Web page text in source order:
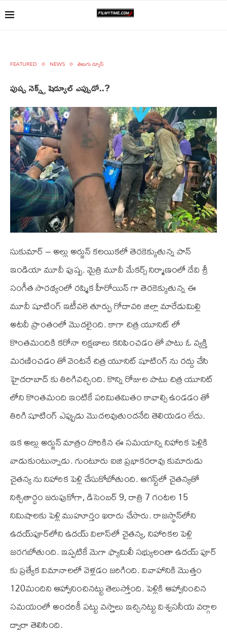
FEATURED NEWS తెలుగు న్యూస్
పుష్ప నెక్స్ట్ షెడ్యూల్ ఎప్పుడో..?
సుకుమార్ – అల్లు అర్జున్ కలయికలో తెరకెక్కుతున్న పాన్
ఇండియా మూవీ పుష్ప. మైత్రి మూవీ మేకర్స్ నిర్మాణంలో దేవి శ్రీ
సంగీత సారథ్యంలో రష్మిక హీరోయిన్ గా తెరకెక్కుతున్న ఈ
మూవీ షూటింగ్ ఇటీవలె తూర్పు గోదావరి జిల్లా మారేడుమిల్లి
అటవీ ప్రాంతంలో మొదలైంది. కాగా చిత్ర యూనిట్ లో
కొంతమందికి కరోనా లక్షణాలు కనిపించడం తో పాటు ఓ వ్యక్తి
మరణించడం తో వెంటనే చిత్ర యూనిట్ షూటింగ్ ను రద్దు చేసి
హైదరాబాద్ కు తిరిగివచ్చింది. కొన్ని రోజుల పాటు చిత్ర యూనిట్
లోని కొంతమంది ఇంటికే పరిమితమితం కావాల్సి ఉండడం తో
తిరిగి షూటింగ్ ఎప్పుడు మొదలవుతుందనేది తెలియడం లేదు.
ఇక అల్లు అర్జున్ మాత్రం దొరికిన ఈ సమయాన్ని నిహారిక పెళ్లికి
వాడుకుంటున్నాడు. గుంటూరు ఐజి ప్రభాకరరావు కుమారుడు
చైతన్య ను నిహారిక పెళ్లి చేసుకోబోతుంది. ఆగ‌స్ట్‌లో చైతన్యతో
నిశ్చితార్ధం జ‌రుపుకోగా, డిసెంబర్‌ 9, రాత్రి 7 గంటల 15
నిమిషాలకు పెళ్లి ముహూర్తం ఖరారు చేసారు. రాజస్థాన్‌లోని
ఉదయ్‌పూర్‌లోని ఉదయ్‌ విలాస్‌లో చైతన్య, నిహారికల పెళ్లి
జరగబోతుంది. ఇప్పటికే మెగా ఫ్యామిలీ సభ్యులంతా ఉదయ్ పూర్
కు ప్రత్యేక విమానాలలో వెళ్లడం జరిగింది. వివాహానికి మొత్తం
120మందిని ఆహ్వానించినట్టు తెలుస్తోంది. పెళ్లికి ఆహ్వానించిన
సమయంలో అందరికీ పట్టు వస్త్రాలు ఇచ్చినట్టు విశ్వసనీయ వర్గాల
ద్వారా తెలిసింది.